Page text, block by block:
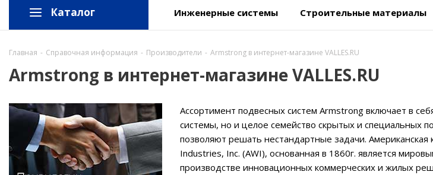
Каталог Инженерные системы Строительные материалы
Главная - Справочная информация - Производители - Armstrong в интернет-магазине VALLES.RU
Armstrong в интернет-магазине VALLES.RU
Ассортимент подвесных систем Armstrong включает в
системы, но и целое семейство скрытых и специальных
позволяют решать нестандартные задачи. Американская
Industries, Inc. (AWI), основанная в 1860г. является
производстве инновационных коммерческих и жилых